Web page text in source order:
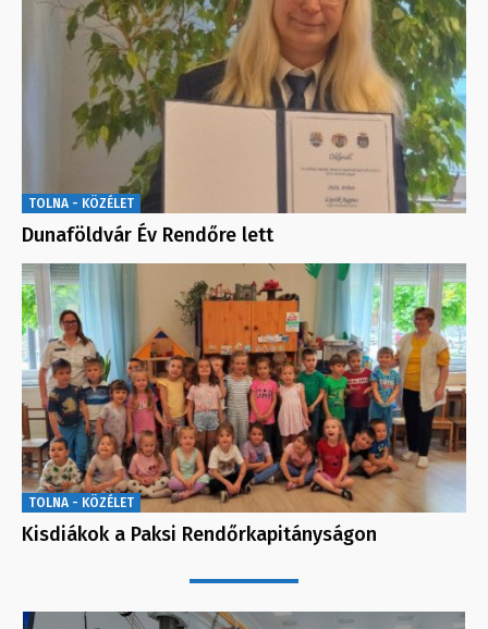
TOLNA - KÖZÉLET
Dunaföldvár Év Rendőre lett
TOLNA - KÖZÉLET
Kisdiákok a Paksi Rendőrkapitányságon